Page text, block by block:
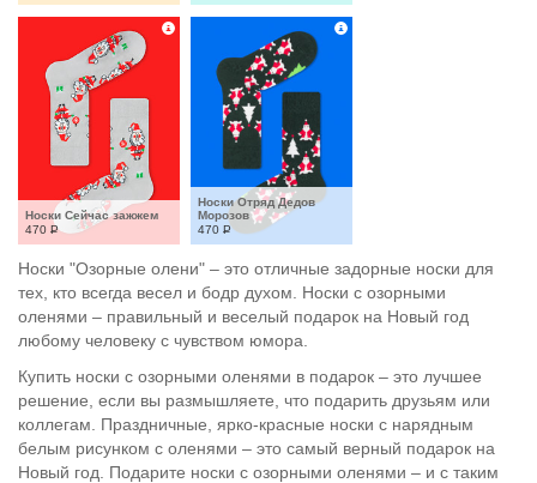
Носки Сейчас зажжем
470 Р
Носки Отряд Дедов
Морозов
470 Р
Носки "Озорные олени" – это отличные задорные носки для
тех, кто всегда весел и бодр духом. Носки с озорными
оленями – правильный и веселый подарок на Новый год
любому человеку с чувством юмора.
Купить носки с озорными оленями в подарок – это лучшее
решение, если вы размышляете, что подарить друзьям или
коллегам. Праздничные, ярко-красные носки с нарядным
белым рисунком с оленями – это самый верный подарок на
Новый год. Подарите носки с озорными оленями – и с таким